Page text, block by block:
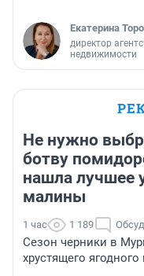
Екатерина
директор
недвижимости
Не нужно
ботву
нашла лучшее
малины
1 час 1 189
Сезон черники в
хрустящего